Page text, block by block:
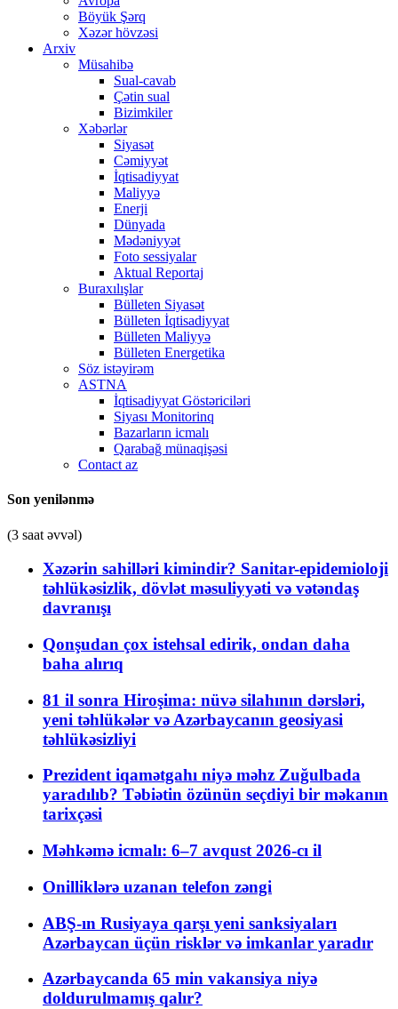
Böyük Şərq
Xəzər hövzəsi
Arxiv
Müsahibə
Sual-cavab
Çətin sual
Bizimkiler
Xəbərlər
Siyasət
Cəmiyyət
İqtisadiyyat
Maliyyə
Enerji
Dünyada
Mədəniyyət
Foto sessiyalar
Aktual Reportaj
Buraxılışlar
Bülleten Siyasət
Bülleten İqtisadiyyat
Bülleten Maliyyə
Bülleten Energetika
Söz istəyirəm
ASTNA
İqtisadiyyat Göstəriciləri
Siyası Monitorinq
Bazarların icmalı
Qarabağ münaqişəsi
Contact az
Son yenilənmə
(3 saat əvvəl)
Xəzərin sahilləri kimindir? Sanitar-epidemioloji
təhlükəsizlik, dövlət məsuliyyəti və vətəndaş
davranışı
Qonşudan çox istehsal edirik, ondan daha
baha alırıq
81 il sonra Hiroşima: nüvə silahının dərsləri,
yeni təhlükələr və Azərbaycanın geosiyasi
təhlükəsizliyi
Prezident iqamətgahı niyə məhz Zuğulbada
yaradılıb? Təbiətin özünün seçdiyi bir məkanın
tarixçəsi
Məhkəmə icmalı: 6–7 avqust 2026-cı il
Onilliklərə uzanan telefon zəngi
ABŞ-ın Rusiyaya qarşı yeni sanksiyaları
Azərbaycan üçün risklər və imkanlar yaradır
Azərbaycanda 65 min vakansiya niyə
doldurulmamış qalır?